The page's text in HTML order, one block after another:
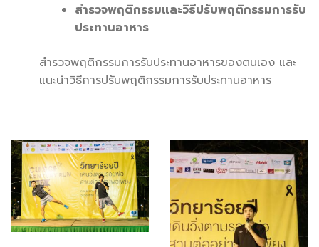
สำรวจพฤติกรรมและวิธีปรับพฤติกรรมการรับ
ประทานอาหาร
สำรวจพฤติกรรมการรับประทานอาหารของตนเอง และ
แนะนำวิธีการปรับพฤติกรรมการรับประทานอาหาร